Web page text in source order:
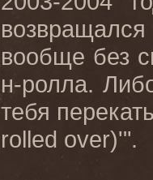
вообще без
н-ролла.
тебя
rolled over)'".